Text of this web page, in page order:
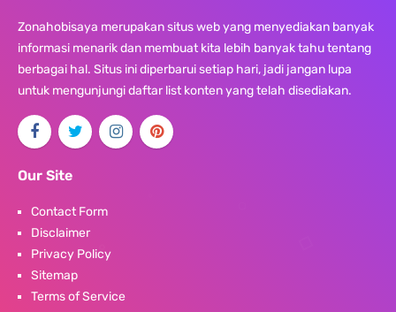
Zonahobisaya merupakan situs web yang menyediakan banyak
informasi menarik dan membuat kita lebih banyak tahu tentang
berbagai hal. Situs ini diperbarui setiap hari, jadi jangan lupa
untuk mengunjungi daftar list konten yang telah disediakan.
Our Site
Contact Form
Disclaimer
Privacy Policy
Sitemap
Terms of Service